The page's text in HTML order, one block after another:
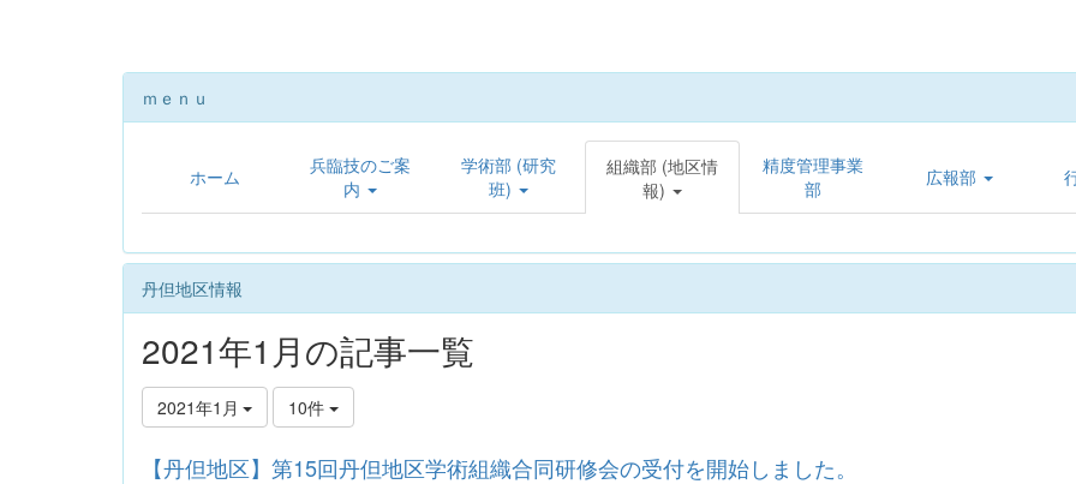
ｍｅｎｕ
ホーム
兵臨技のご案
内
学術部 (研究
班)
組織部 (地区情
報)
精度管理事業
部
広報部
丹但地区情報
2021年1月の記事一覧
2021年1月 10件
【丹但地区】第15回丹但地区学術組織合同研修会の受付を開始しました。